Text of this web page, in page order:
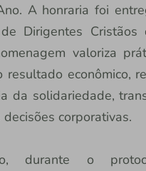
A honraria foi
Dirigentes Cristãos
valoriza
resultado econômico,
da solidariedade,
corporativas.
durante o